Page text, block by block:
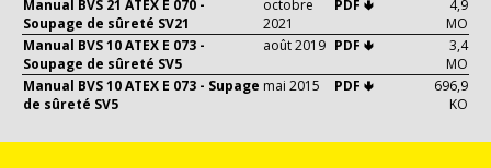
Manual BVS 21 ATEX E 070 -
Soupage de sûreté SV21
octobre
2021
PDF 🢃
4,9
MO
Manual BVS 10 ATEX E 073 -
Soupage de sûreté SV5
août 2019 PDF 🢃
3,4
MO
Manual BVS 10 ATEX E 073 - Supage
de sûreté SV5
mai 2015 PDF 🢃
696,9
KO